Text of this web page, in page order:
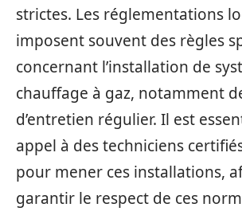
strictes. Les réglementations
imposent souvent des règles
concernant l’installation de
chauffage à gaz, notamment
d’entretien régulier. Il est
appel à des techniciens
pour mener ces installations,
garantir le respect de ces